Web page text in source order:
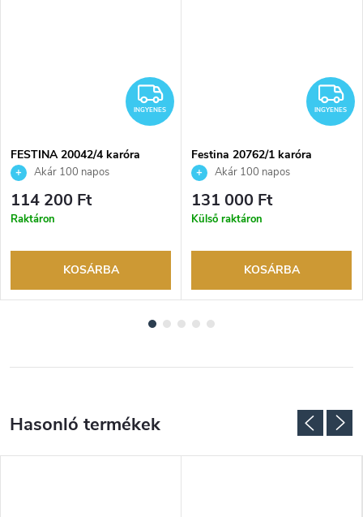
INGYENES
INGYENES
FESTINA 20042/4 karóra
Akár 100 napos
visszaküldési lehetőség. Hivatalos
márkakereskedő.
114 200 Ft
Raktáron
KOSÁRBA
INGYENES
Festina 20762/1 karóra
Akár 100 napos
visszaküldési lehetőség. Hivatalos
márkakereskedő.
131 000 Ft
Külső raktáron
KOSÁRBA